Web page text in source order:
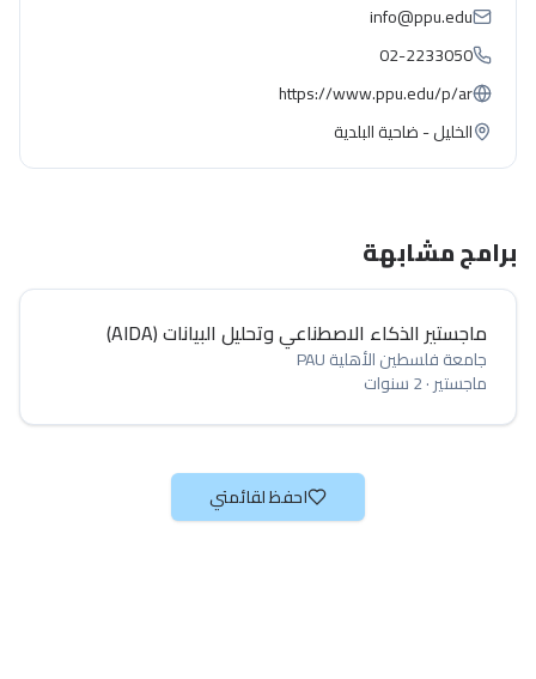
info@ppu.edu
02-2233050
https://www.ppu.edu/p/ar
الخليل - ضاحية البلدية
برامج مشابهة
ماجستير الذكاء الاصطناعي وتحليل البيانات (AIDA)
جامعة فلسطين الأهلية PAU
ماجستير·2 سنوات
احفظ لقائمتي